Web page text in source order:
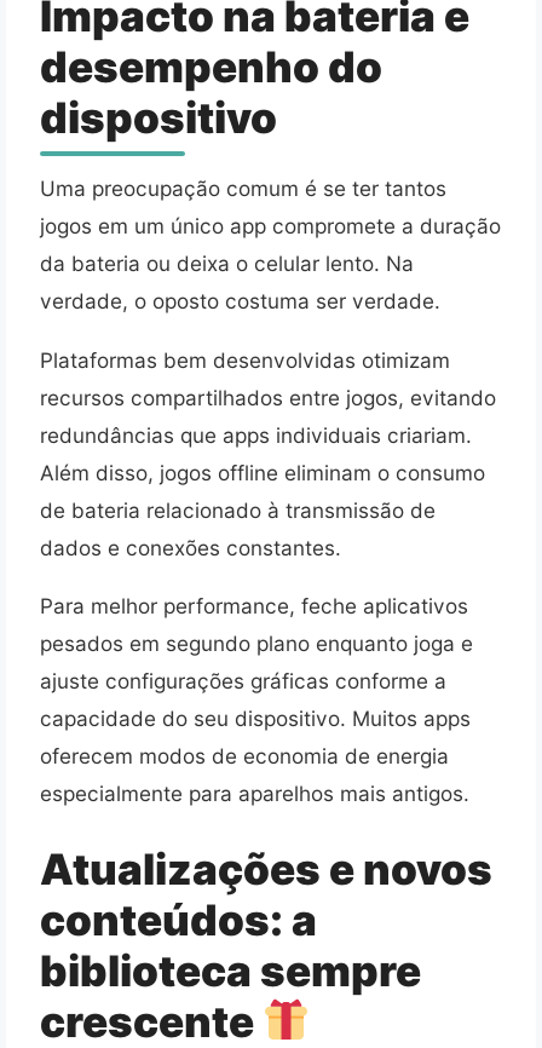
Impacto na bateria e
desempenho do
dispositivo
Uma preocupação comum é se ter tantos
jogos em um único app compromete a duração
da bateria ou deixa o celular lento. Na
verdade, o oposto costuma ser verdade.
Plataformas bem desenvolvidas otimizam
recursos compartilhados entre jogos, evitando
redundâncias que apps individuais criariam.
Além disso, jogos offline eliminam o consumo
de bateria relacionado à transmissão de
dados e conexões constantes.
Para melhor performance, feche aplicativos
pesados em segundo plano enquanto joga e
ajuste configurações gráficas conforme a
capacidade do seu dispositivo. Muitos apps
oferecem modos de economia de energia
especialmente para aparelhos mais antigos.
Atualizações e novos
conteúdos: a
biblioteca sempre
crescente